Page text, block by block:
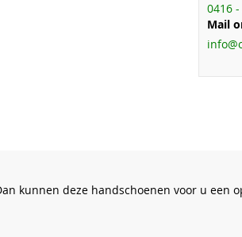
0416
Mail
kunnen deze handschoenen voor u